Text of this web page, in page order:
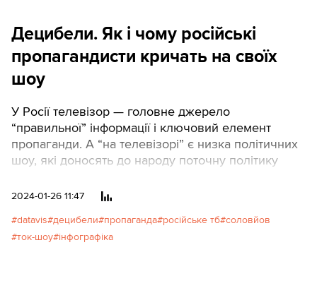
читали тг-канали
“Легитимный”, “Резидент” і
персонально Дубінського.
з “інсайдами” відтепер у
списку РНБО як підконтрольні
Росії, а Дубінський отримав
підозру в держзраді. Але
не так само радикально.
Децибели. Як і чому російські
пропагандисти кричать на своїх
шоу
У Росії телевізор — головне джерело
“правильної” інформації і ключовий елемент
пропаганди. А “на телевізорі” є низка політичних
шоу, які доносять до народу поточну політику
2024-01-26 11:47
datavis децибели пропаганда російське тб соловйов
ток-шоу інфографіка